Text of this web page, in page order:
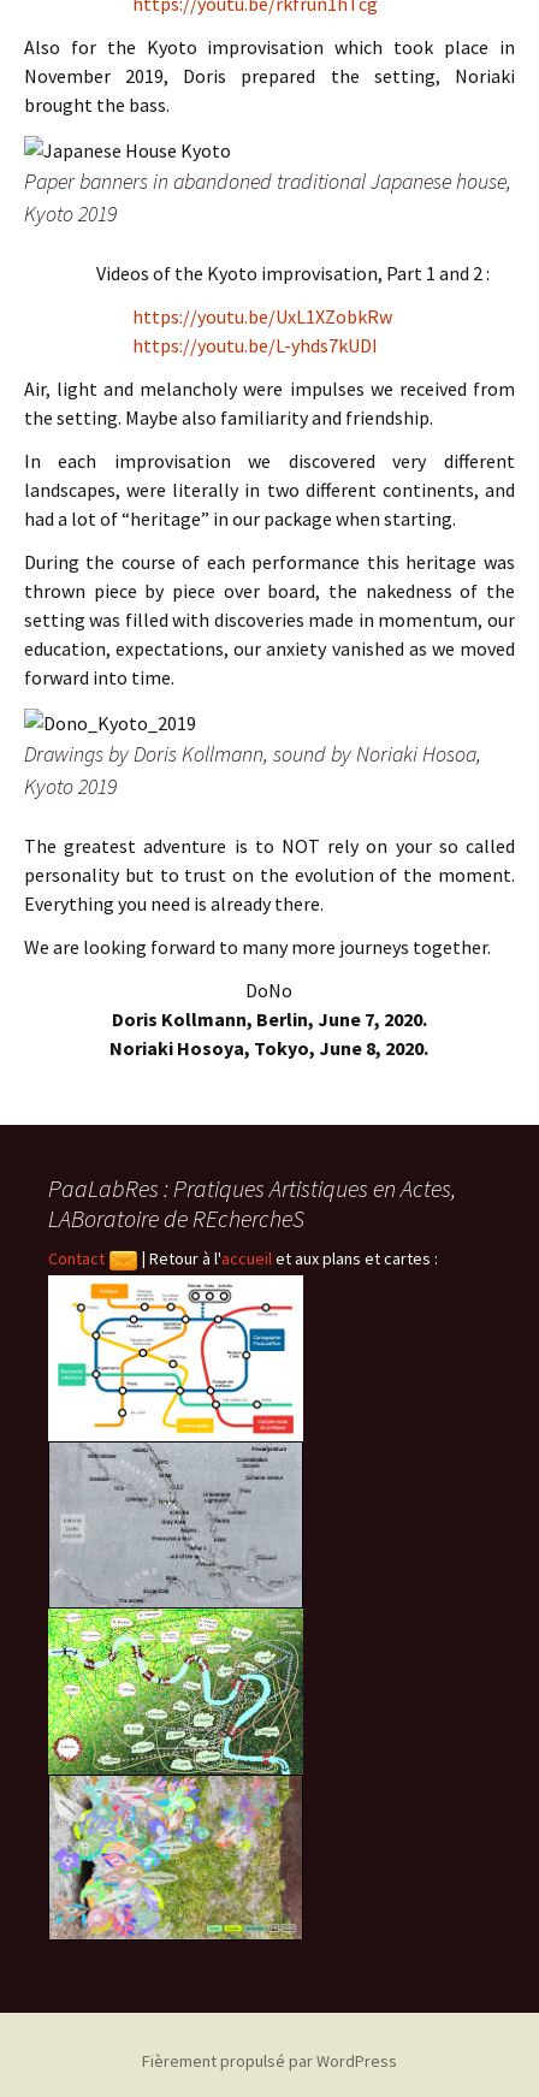
Also for the Kyoto improvisation which took place in
November 2019, Doris prepared the setting, Noriaki
brought the bass.
Paper banners in abandoned traditional Japanese house,
Kyoto 2019
Videos of the Kyoto improvisation, Part 1 and 2 :
https://youtu.be/UxL1XZobkRw
https://youtu.be/L-yhds7kUDI
Air, light and melancholy were impulses we received from
the setting. Maybe also familiarity and friendship.
In each improvisation we discovered very different
landscapes, were literally in two different continents, and
had a lot of “heritage” in our package when starting.
During the course of each performance this heritage was
thrown piece by piece over board, the nakedness of the
setting was filled with discoveries made in momentum, our
education, expectations, our anxiety vanished as we moved
forward into time.
Drawings by Doris Kollmann, sound by Noriaki Hosoa,
Kyoto 2019
The greatest adventure is to NOT rely on your so called
personality but to trust on the evolution of the moment.
Everything you need is already there.
We are looking forward to many more journeys together.
DoNo
Doris Kollmann, Berlin, June 7, 2020.
Noriaki Hosoya, Tokyo, June 8, 2020.
PaaLabRes : Pratiques Artistiques en Actes,
LABoratoire de REchercheS
Contact | Retour à l'accueilet aux plans et cartes :
Fièrement propulsé par WordPress